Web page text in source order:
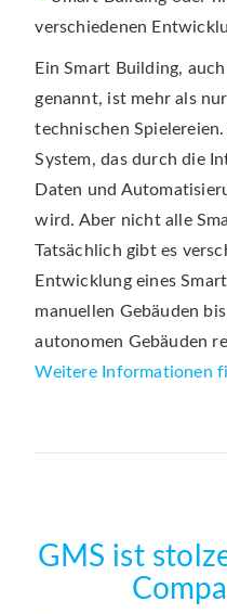
Ein Smart Building,
genannt, ist mehr als
technischen
System, das durch die
Daten und
wird. Aber nicht alle
Tatsächlich gibt es
Entwicklung eines
manuellen Gebäuden
autonomen Gebäuden
Weitere Informationen
GMS ist